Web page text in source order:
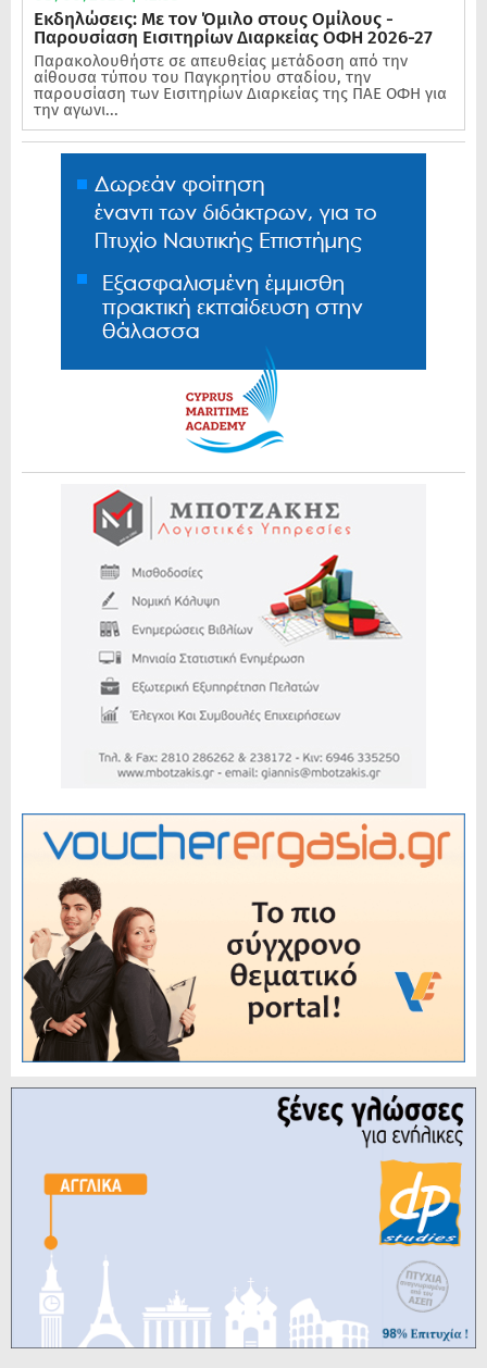
Εκδηλώσεις: Με τον Όμιλο στους Ομίλους -
Παρουσίαση Εισιτηρίων Διαρκείας ΟΦΗ 2026-27
Παρακολουθήστε σε απευθείας μετάδοση από την
αίθουσα τύπου του Παγκρητίου σταδίου, την
παρουσίαση των Εισιτηρίων Διαρκείας της ΠΑΕ ΟΦΗ για
την αγωνι...